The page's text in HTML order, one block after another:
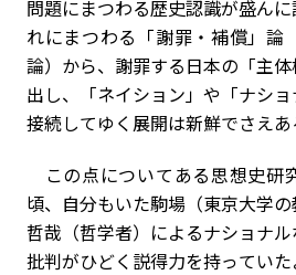
問題にまつわる歴史認識が盛ん
れにまつわる「謝罪・補償」論
論）から、謝罪する日本の「主
出し、「ネイション」や「ナシ
接続してゆく展開は新鮮でさえあ
この点についてある思想史研
頃、自分もいた駒場（東京大学
哲哉（哲学者）によるナショナ
批判がひどく説得力を持っていた